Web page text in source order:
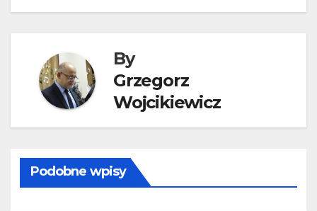
By
Grzegorz
Wojcikiewicz
Podobne wpisy